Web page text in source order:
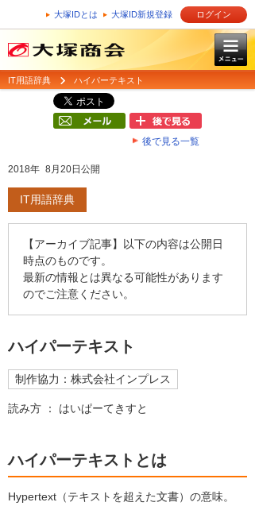
大塚IDとは 大塚ID新規登録 ログイン
IT用語辞典 ハイパーテキスト
後で見る一覧
2018年 8月20日公開
IT用語辞典
【アーカイブ記事】以下の内容は公開日
時点のものです。
最新の情報とは異なる可能性があります
のでご注意ください。
ハイパーテキスト
制作協力：株式会社インプレス
読み方 ： はいぱーてきすと
ハイパーテキストとは
Hypertext（テキストを超えた文書）の意味。